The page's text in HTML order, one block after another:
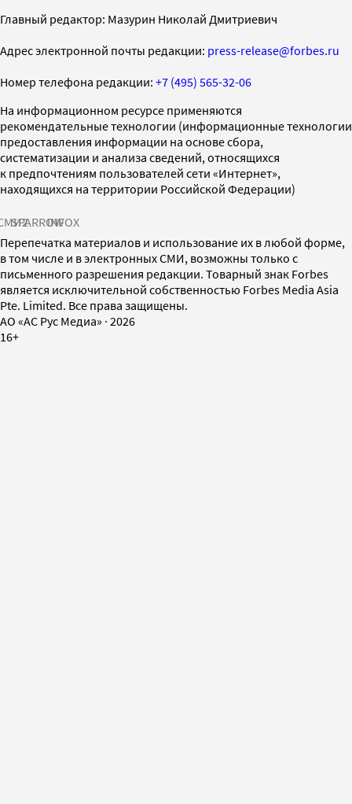
Главный редактор: Мазурин Николай Дмитриевич
Адрес электронной почты редакции: press-release@forbes.ru
Номер телефона редакции: +7 (495) 565-32-06
На информационном ресурсе применяются
рекомендательные технологии (информационные технологии
предоставления информации на основе сбора,
систематизации и анализа сведений, относящихся
к предпочтениям пользователей сети «Интернет»,
находящихся на территории Российской Федерации)
SPARROWINFOX
Перепечатка материалов и использование их в любой форме,
в том числе и в электронных СМИ, возможны только с
письменного разрешения редакции. Товарный знак Forbes
является исключительной собственностью Forbes Media Asia
Pte. Limited. Все права защищены.
AO «АС Рус Медиа» · 2026
16+